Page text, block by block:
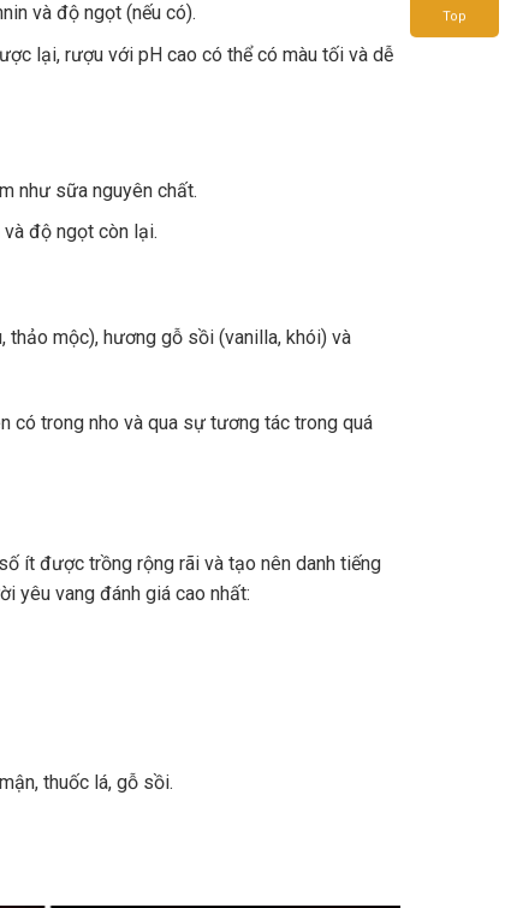
và độ ngọt (nếu có).
lại, rượu với pH cao có thể có màu tối và dễ
như sữa nguyên chất.
độ ngọt còn lại.
mộc), hương gỗ sồi (vanilla, khói) và
có trong nho và qua sự tương tác trong quá
ít được trồng rộng rãi và tạo nên danh tiếng
yêu vang đánh giá cao nhất:
thuốc lá, gỗ sồi.
Top